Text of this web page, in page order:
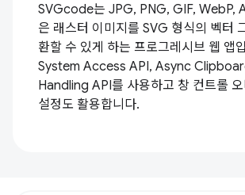
SVGcode는 JPG, PNG, GIF, WebP,
은 래스터 이미지를 SVG 형식의 벡터
환할 수 있게 하는 프로그레시브 웹 앱
System Access API, Async
Handling API를 사용하고 창 컨트롤
설정도 활용합니다.